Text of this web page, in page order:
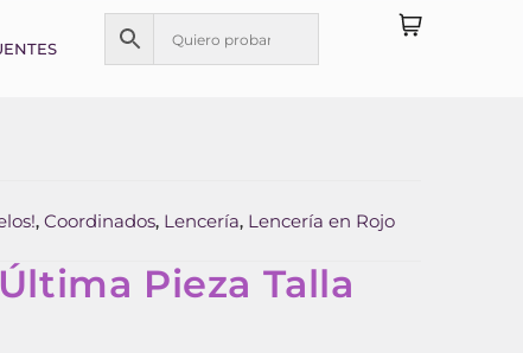
, Coordinados, Lencería, Lencería en Rojo
Pieza Talla